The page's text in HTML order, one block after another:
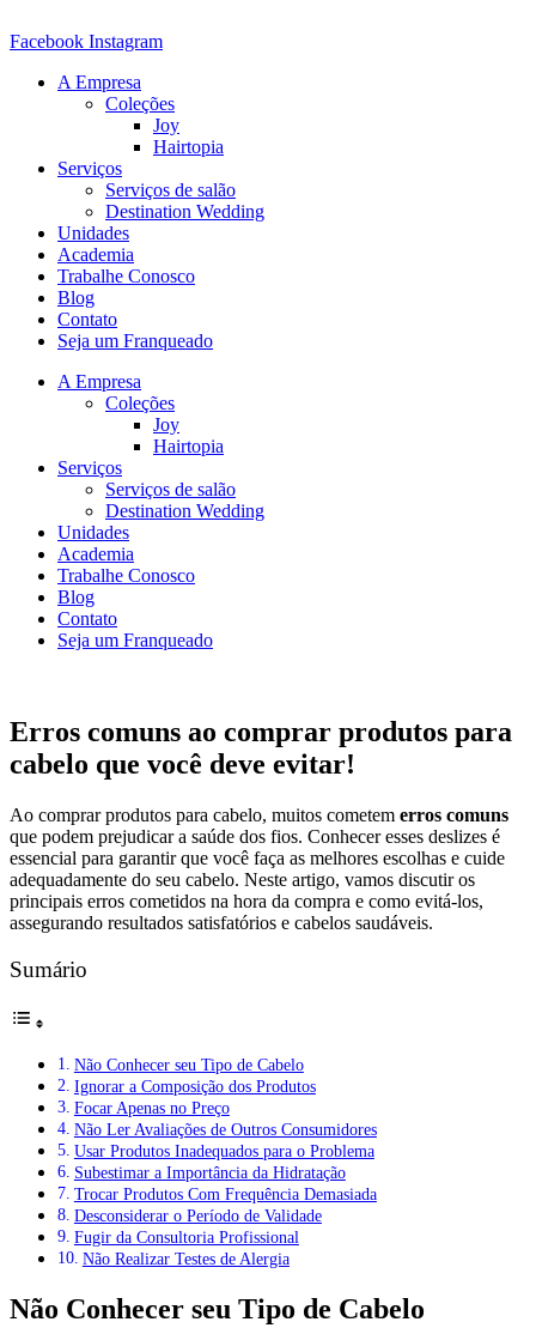
para
conteúdo
Facebook Instagram
A Empresa
Coleções
Joy
Hairtopia
Serviços
Serviços de salão
Destination Wedding
Unidades
Academia
Trabalhe Conosco
Blog
Contato
Seja um Franqueado
A Empresa
Coleções
Joy
Hairtopia
Serviços
Serviços de salão
Destination Wedding
Unidades
Academia
Trabalhe Conosco
Blog
Contato
Seja um Franqueado
Erros comuns ao comprar produtos para
cabelo que você deve evitar!
Ao comprar produtos para cabelo, muitos cometem erros comuns
que podem prejudicar a saúde dos fios. Conhecer esses deslizes é
essencial para garantir que você faça as melhores escolhas e cuide
adequadamente do seu cabelo. Neste artigo, vamos discutir os
principais erros cometidos na hora da compra e como evitá-los,
assegurando resultados satisfatórios e cabelos saudáveis.
Sumário
Não Conhecer seu Tipo de Cabelo
Ignorar a Composição dos Produtos
Focar Apenas no Preço
Não Ler Avaliações de Outros Consumidores
Usar Produtos Inadequados para o Problema
Subestimar a Importância da Hidratação
Trocar Produtos Com Frequência Demasiada
Desconsiderar o Período de Validade
Fugir da Consultoria Profissional
Não Realizar Testes de Alergia
Não Conhecer seu Tipo de Cabelo